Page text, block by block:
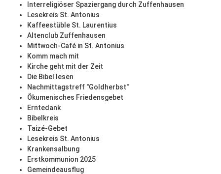
Interreligiöser Spaziergang durch Zuffenhausen
Lesekreis St. Antonius
Kaffeestüble St. Laurentius
Altenclub Zuffenhausen
Mittwoch-Café in St. Antonius
Komm mach mit
Kirche geht mit der Zeit
Die Bibel lesen
Nachmittagstreff "Goldherbst"
Ökumenisches Friedensgebet
Erntedank
Bibelkreis
Taizé-Gebet
Lesekreis St. Antonius
Krankensalbung
Erstkommunion 2025
Gemeindeausflug